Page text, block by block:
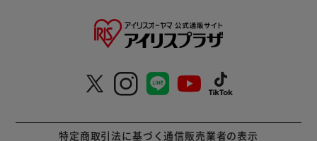
特定商取引法に基づく通信販売業者の表示